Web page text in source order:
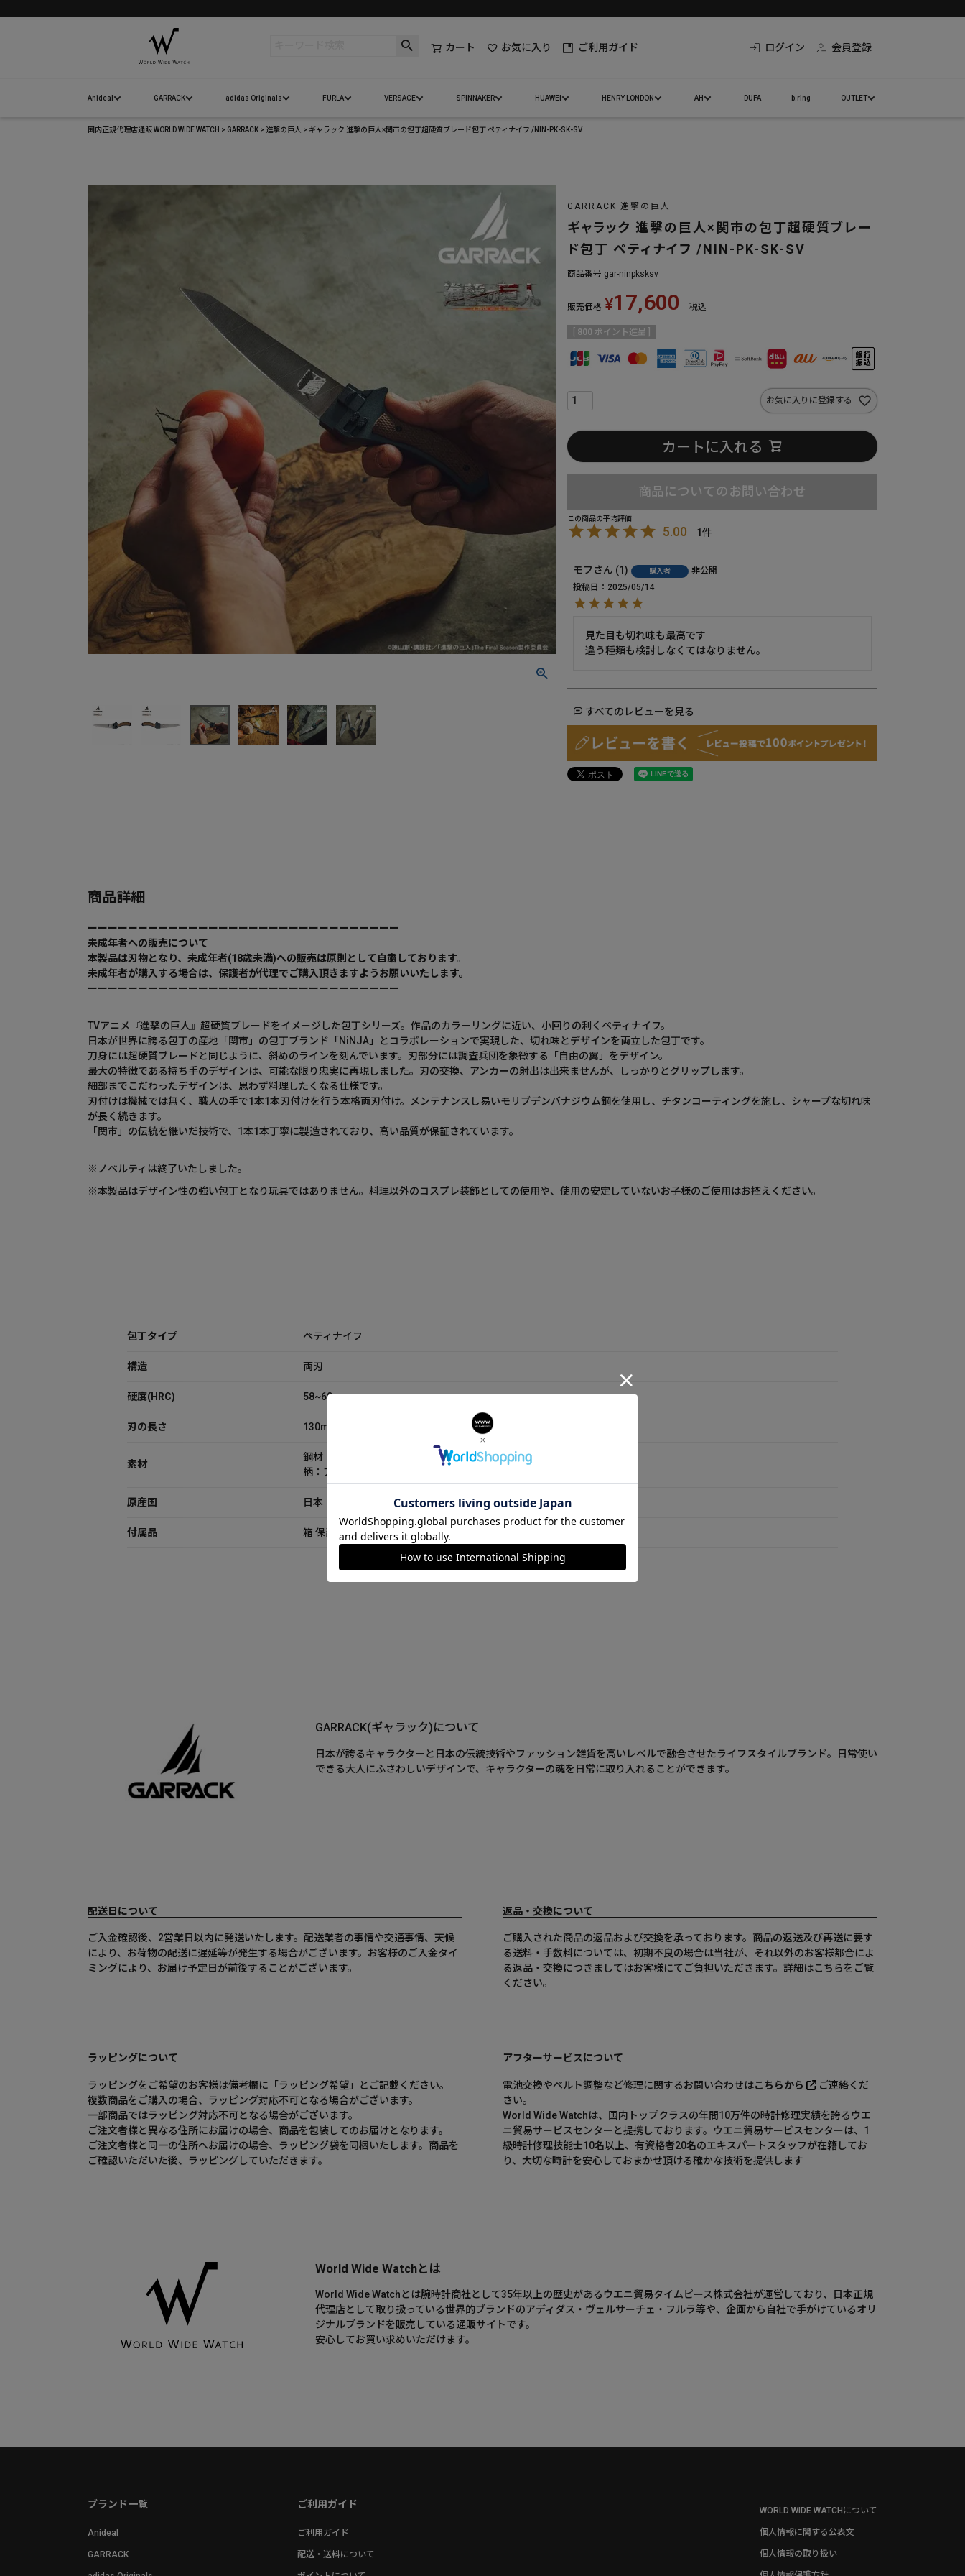
カート お気に入り ご利用ガイド ログイン 会員登録
Anideal GARRACK adidas Originals FURLA VERSACE SPINNAKER HUAWEI HENRY LONDON AH DUFA b.ring OUTLET
国内正規代理店通販 WORLD WIDE WATCH GARRACK 進撃の巨人 ギャラック 進撃の巨人×関市の包丁超硬質ブレード包丁 ペティナイフ /NIN-PK-SK-SV
GARRACK 進撃の巨人
ギャラック 進撃の巨人×関市の包丁超硬質ブレー
ド包丁 ペティナイフ /NIN-PK-SK-SV
商品番号 gar-ninpksksv
販売価格 ¥17,600 税込
800 ポイント進呈 ]
お気に入りに登録する
カートに入れる
商品についてのお問い合わせ
5.00 1
モフ 1 購入者
非公開
投稿日
2025/05/14
見た目も切れ味も最高です
違う種類も検討しなくてはなりません。
すべてのレビューを見る
商品詳細
ーーーーーーーーーーーーーーーーーーーーーーーーーーーーーーー
未成年者への販売について
本製品は刃物となり、未成年者(18歳未満)への販売は原則として自粛しております。
未成年者が購入する場合は、保護者が代理でご購入頂きますようお願いいたします。
ーーーーーーーーーーーーーーーーーーーーーーーーーーーーーーー
TVアニメ『進撃の巨人』超硬質ブレードをイメージした包丁シリーズ。作品のカラーリングに近い、小回りの利くペティナイフ。
日本が世界に誇る包丁の産地「関市」の包丁ブランド「NiNJA」とコラボレーションで実現した、切れ味とデザインを両立した包丁です。
刀身には超硬質ブレードと同じように、斜めのラインを刻んでいます。刃部分には調査兵団を象徴する「自由の翼」をデザイン。
最大の特徴である持ち手のデザインは、可能な限り忠実に再現しました。刃の交換、アンカーの射出は出来ませんが、しっかりとグリップします。
細部までこだわったデザインは、思わず料理したくなる仕様です。
刃付けは機械では無く、職人の手で1本1本刃付けを行う本格両刃付け。メンテナンスし易いモリブデンバナジウム鋼を使用し、チタンコーティングを施し、シャープな切れ味
が長く続きます。
「関市」の伝統を継いだ技術で、1本1本丁寧に製造されており、高い品質が保証されています。
※ノベルティは終了いたしました。
※本製品はデザイン性の強い包丁となり玩具ではありません。料理以外のコスプレ装飾としての使用や、使用の安定していないお子様のご使用はお控えください。
包丁タイプ ペティナイフ
構造 両刃
硬度(HRC) 58~60
刃の長さ 130mm
素材
鋼材：モリブデンバナジウム鋼(チタンコーティング)
柄：アルミニウム
原産国 日本
付属品 箱 保証書
GARRACK(ギャラック)について
日本が誇るキャラクターと日本の伝統技術やファッション雑貨を高いレベルで融合させたライフスタイルブランド。日常使い
できる大人にふさわしいデザインで、キャラクターの魂を日常に取り入れることができます。
配送日について
ご入金確認後、2営業日以内に発送いたします。配送業者の事情や交通事情、天候
により、お荷物の配送に遅延等が発生する場合がございます。お客様のご入金タイ
ミングにより、お届け予定日が前後することがございます。
返品・交換について
ご購入された商品の返品および交換を承っております。商品の返送及び再送に要す
る送料・手数料については、初期不良の場合は当社が、それ以外のお客様都合によ
る返品・交換につきましてはお客様にてご負担いただきます。詳細はこちらをご覧
ください。
ラッピングについて
ラッピングをご希望のお客様は備考欄に「ラッピング希望」とご記載ください。
複数商品をご購入の場合、ラッピング対応不可となる場合がございます。
一部商品ではラッピング対応不可となる場合がございます。
ご注文者様と異なる住所にお届けの場合、商品を包装してのお届けとなります。
ご注文者様と同一の住所へお届けの場合、ラッピング袋を同梱いたします。商品を
ご確認いただいた後、ラッピングしていただきます。
アフターサービスについて
電池交換やベルト調整など修理に関するお問い合わせはこちらから
ご連絡くだ
さい。
World Wide Watchは、国内トップクラスの年間10万件の時計修理実績を誇るウエ
ニ貿易サービスセンターと提携しております。ウエニ貿易サービスセンターは、1
級時計修理技能士10名以上、有資格者20名のエキスパートスタッフが在籍してお
り、大切な時計を安心しておまかせ頂ける確かな技術を提供します
World Wide Watchとは
World Wide Watchとは腕時計商社として35年以上の歴史があるウエニ貿易タイムピース株式会社が運営しており、日本正規
代理店として取り扱っている世界的ブランドのアディダス・ヴェルサーチェ・フルラ等や、企画から自社で手がけているオリ
ジナルブランドを販売している通販サイトです。
安心してお買い求めいただけます。
ブランド一覧
Anideal
GARRACK
ご利用ガイド
ご利用ガイド
配送・送料について
WORLD WIDE WATCHについて
個人情報に関する公表文
個人情報の取り扱い